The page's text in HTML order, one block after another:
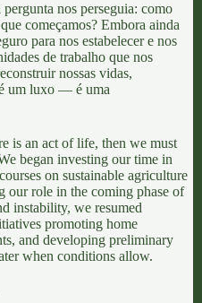
pergunta nos perseguia: como
começamos? Embora ainda
para nos estabelecer e nos
de trabalho que nos
nossas vidas,
é um luxo — é uma
is an act of life, then we must
began investing our time in
on sustainable agriculture
our role in the coming phase of
instability, we resumed
promoting home
and developing preliminary
when conditions allow.